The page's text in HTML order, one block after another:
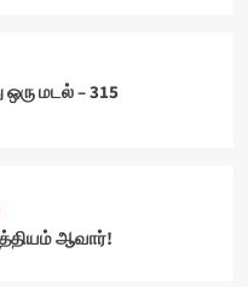
ஒரு மடல் – 315
ஆவார்!